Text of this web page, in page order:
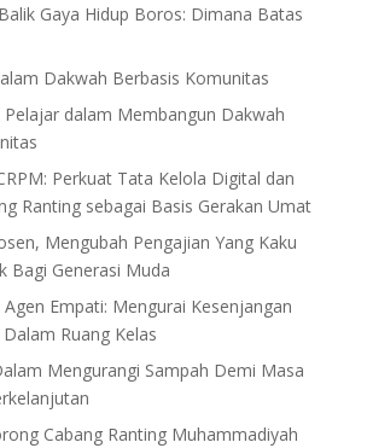
Gaya Hidup Boros: Dimana Batas
Dakwah Berbasis Komunitas
Pelajar dalam Membangun Dakwah
Perkuat Tata Kelola Digital dan
Ranting sebagai Basis Gerakan Umat
Mengubah Pengajian Yang Kaku
Bagi Generasi Muda
Empati: Mengurai Kesenjangan
Ruang Kelas
Mengurangi Sampah Demi Masa
Cabang Ranting Muhammadiyah